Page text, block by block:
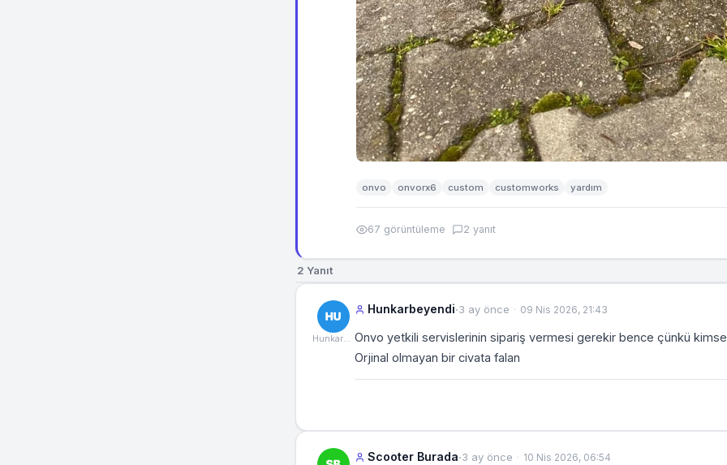
onvo onvorx6 custom customworks yardım
67 görüntüleme 2 yanıt
2 Yanıt
Hunkarbeyendi
Hunkarbeyendi·3 ay önce 09 Nis 2026, 21:43
Onvo yetkili servislerinin sipariş vermesi gerekir bence çünkü
Orjinal olmayan bir civata falan
Scooter Burada·3 ay önce 10 Nis 2026, 06:54